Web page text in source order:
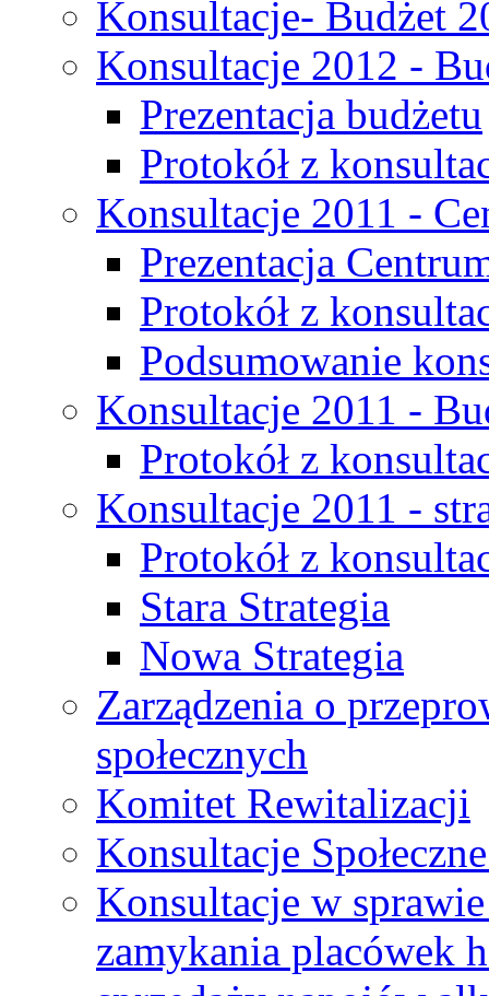
Konsultacje- Budżet
Konsultacje 2012 -
Prezentacja budżetu
Protokół z
Konsultacje 2011 -
Prezentacja
Protokół z
Podsumowanie
Konsultacje 2011 -
Protokół z
Konsultacje 2011 -
Protokół z
Stara Strategia
Nowa Strategia
Zarządzenia o
społecznych
Komitet Rewitalizacji
Konsultacje
Konsultacje w
zamykania placówek